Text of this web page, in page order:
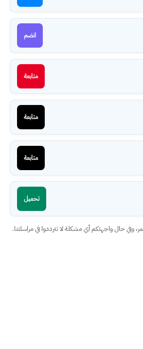
انضم
متابعة
متابعة
متابعة
تحميل
وفي حال واجهتكم أي مشكلة لا تترددوا في مراسلتنا.